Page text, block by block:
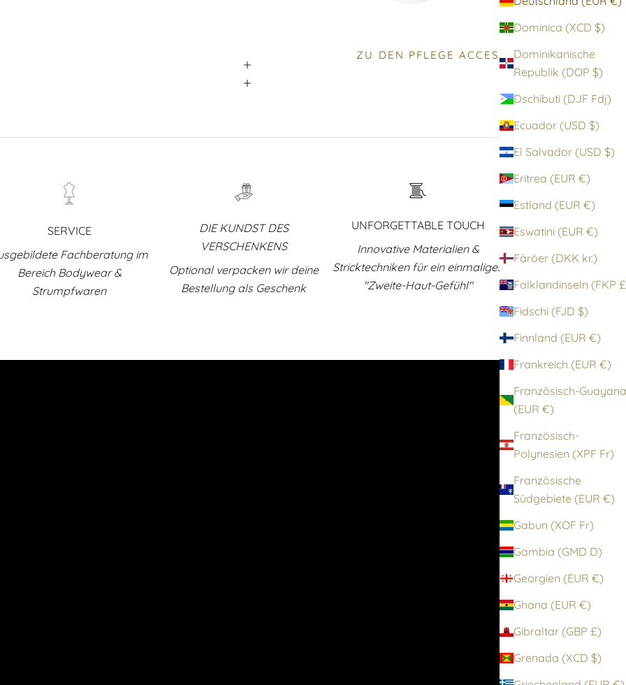
Dominica (XCD $)
Dominikanische
Republik (DOP $)
Dschibuti (DJF Fdj)
Ecuador (USD $)
El Salvador (USD $)
Eritrea (EUR €)
Estland (EUR €)
Eswatini (EUR €)
Färöer (DKK kr.)
Fidschi (FJD $)
Finnland (EUR €)
Frankreich (EUR €)
Französisch-Guayana
(EUR €)
Französisch-
Polynesien (XPF Fr)
Französische
Südgebiete (EUR €)
Gabun (XOF Fr)
Gambia (GMD D)
Georgien (EUR €)
Ghana (EUR €)
Gibraltar (GBP £)
Grenada (XCD $)
ZU DEN PFLEGE ACCESSOIRES
SERVICE
Fachberatung im
Bereich Bodywear &
Strumpfwaren
DIE KUNDST DES
VERSCHENKENS
Optional verpacken wir deine
Bestellung als Geschenk
UNFORGETTABLE TOUCH
Innovative Materialien &
Stricktechniken für ein einmaliges
"Zweite-Haut-Gefühl"